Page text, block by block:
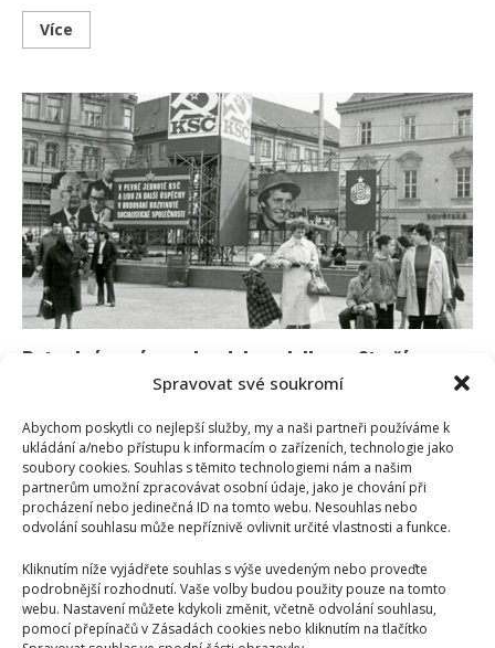
Spravovat své soukromí
Abychom poskytli co nejlepší služby, my a naši partneři používáme k
ukládání a/nebo přístupu k informacím o zařízeních, technologie jako
soubory cookies. Souhlas s těmito technologiemi nám a našim
partnerům umožní zpracovávat osobní údaje, jako je chování při
procházení nebo jedinečná ID na tomto webu. Nesouhlas nebo
odvolání souhlasu může nepříznivě ovlivnit určité vlastnosti a funkce.
Kliknutím níže vyjádřete souhlas s výše uvedeným nebo proveďte
podrobnější rozhodnutí. Vaše volby budou použity pouze na tomto
webu. Nastavení můžete kdykoli změnit, včetně odvolání souhlasu,
pomocí přepínačů v Zásadách cookies nebo kliknutím na tlačítko
Více
more
test
o
pochoutkách
z
dob
socialismu:
Tehdejší
realita
v
10
otázkách
ukáže,
kdo
ji
zažil
Retro kvíz o výrazech z dob socialismu: Starší
ročníky vysvětlí všech 10 slov bez problému
Richard Touš 18. 7. 2026
Dnes se společně přesuneme do dob, kdy se mluvilo
jinak. Máme pro vás kvíz plný výrazů, které...
VíceRead
Retro
kvíz
o
výrazech
z